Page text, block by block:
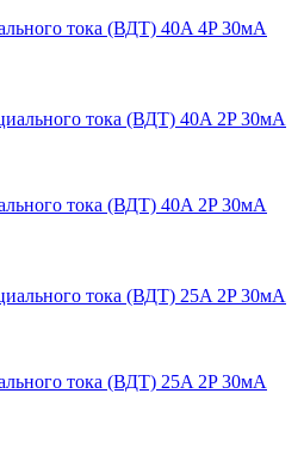
тока (ВДТ) 40A 4P 30мА
тока (ВДТ) 40A 2P 30мА
тока (ВДТ) 25A 2P 30мА